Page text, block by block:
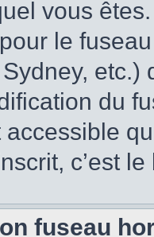
vous
le
etc.)
du
accessible
c’est
fuseau